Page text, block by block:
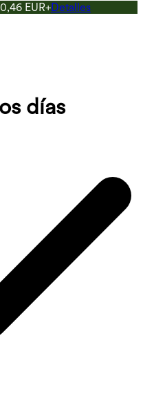
EUR+Detalles
días